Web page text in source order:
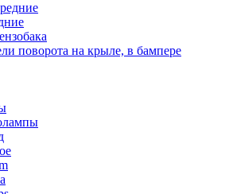
поворота на крыле, в бампере